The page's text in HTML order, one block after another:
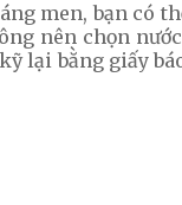
men, bạn có
nên chọn
lại bằng giấy